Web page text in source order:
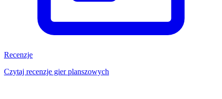
Recenzje
Czytaj recenzje gier planszowych